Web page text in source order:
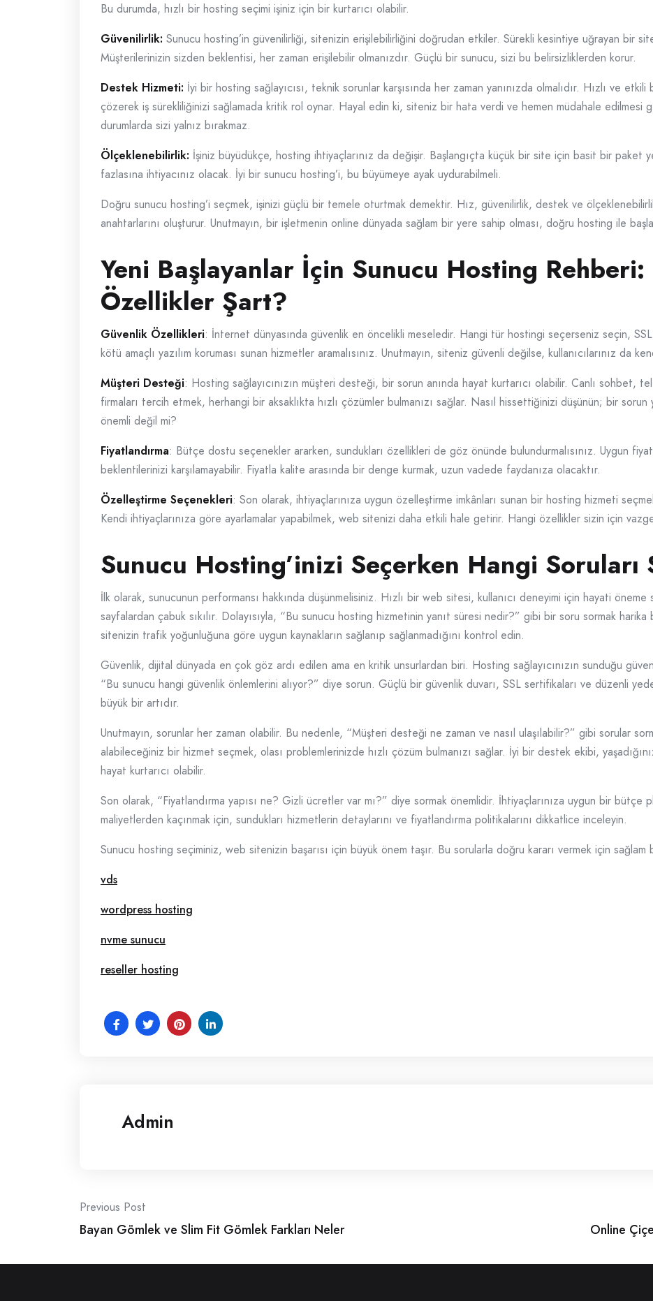
Bu durumda, hızlı bir hosting seçimi işiniz için bir kurtarıcı olabilir.
Güvenilirlik: Sunucu hosting’in güvenilirliği, sitenizin erişilebilirliğini doğrudan etkiler. Sürekli kesintiye uğrayan bir
Müşterilerinizin sizden beklentisi, her zaman erişilebilir olmanızdır. Güçlü bir sunucu, sizi bu belirsizliklerden korur.
Destek Hizmeti: İyi bir hosting sağlayıcısı, teknik sorunlar karşısında her zaman yanınızda olmalıdır. Hızlı ve
çözerek iş sürekliliğinizi sağlamada kritik rol oynar. Hayal edin ki, siteniz bir hata verdi ve hemen müdahale
durumlarda sizi yalnız bırakmaz.
Ölçeklenebilirlik: İşiniz büyüdükçe, hosting ihtiyaçlarınız da değişir. Başlangıçta küçük bir site için basit bir paket
fazlasına ihtiyacınız olacak. İyi bir sunucu hosting’i, bu büyümeye ayak uydurabilmeli.
Doğru sunucu hosting’i seçmek, işinizi güçlü bir temele oturtmak demektir. Hız, güvenilirlik, destek ve
anahtarlarını oluşturur. Unutmayın, bir işletmenin online dünyada sağlam bir yere sahip olması, doğru hosting ile
Yeni Başlayanlar İçin Sunucu Hosting
Özellikler Şart?
Güvenlik Özellikleri: İnternet dünyasında güvenlik en öncelikli meseledir. Hangi tür hostingi seçerseniz seçin,
kötü amaçlı yazılım koruması sunan hizmetler aramalısınız. Unutmayın, siteniz güvenli değilse, kullanıcılarınız da
Müşteri Desteği: Hosting sağlayıcınızın müşteri desteği, bir sorun anında hayat kurtarıcı olabilir. Canlı sohbet,
firmaları tercih etmek, herhangi bir aksaklıkta hızlı çözümler bulmanızı sağlar. Nasıl hissettiğinizi düşünün; bir sorun
önemli değil mi?
Fiyatlandırma: Bütçe dostu seçenekler ararken, sundukları özellikleri de göz önünde bulundurmalısınız. Uygun
beklentilerinizi karşılamayabilir. Fiyatla kalite arasında bir denge kurmak, uzun vadede faydanıza olacaktır.
Özelleştirme Seçenekleri: Son olarak, ihtiyaçlarınıza uygun özelleştirme imkânları sunan bir hosting hizmeti
Kendi ihtiyaçlarınıza göre ayarlamalar yapabilmek, web sitenizi daha etkili hale getirir. Hangi özellikler sizin için
Sunucu Hosting’inizi Seçerken Hangi Soruları
İlk olarak, sunucunun performansı hakkında düşünmelisiniz. Hızlı bir web sitesi, kullanıcı deneyimi için hayati öneme
sayfalardan çabuk sıkılır. Dolayısıyla, “Bu sunucu hosting hizmetinin yanıt süresi nedir?” gibi bir soru sormak
sitenizin trafik yoğunluğuna göre uygun kaynakların sağlanıp sağlanmadığını kontrol edin.
Güvenlik, dijital dünyada en çok göz ardı edilen ama en kritik unsurlardan biri. Hosting sağlayıcınızın sunduğu
“Bu sunucu hangi güvenlik önlemlerini alıyor?” diye sorun. Güçlü bir güvenlik duvarı, SSL sertifikaları ve düzenli
büyük bir artıdır.
Unutmayın, sorunlar her zaman olabilir. Bu nedenle, “Müşteri desteği ne zaman ve nasıl ulaşılabilir?” gibi sorular
alabileceğiniz bir hizmet seçmek, olası problemlerinizde hızlı çözüm bulmanızı sağlar. İyi bir destek ekibi,
hayat kurtarıcı olabilir.
Son olarak, “Fiyatlandırma yapısı ne? Gizli ücretler var mı?” diye sormak önemlidir. İhtiyaçlarınıza uygun bir bütçe
maliyetlerden kaçınmak için, sundukları hizmetlerin detaylarını ve fiyatlandırma politikalarını dikkatlice inceleyin.
Sunucu hosting seçiminiz, web sitenizin başarısı için büyük önem taşır. Bu sorularla doğru kararı vermek için
vds
wordpress hosting
nvme sunucu
reseller hosting
Admin
Post
navigation
Previous Post
Bayan Gömlek ve Slim Fit Gömlek Farkları Neler Online